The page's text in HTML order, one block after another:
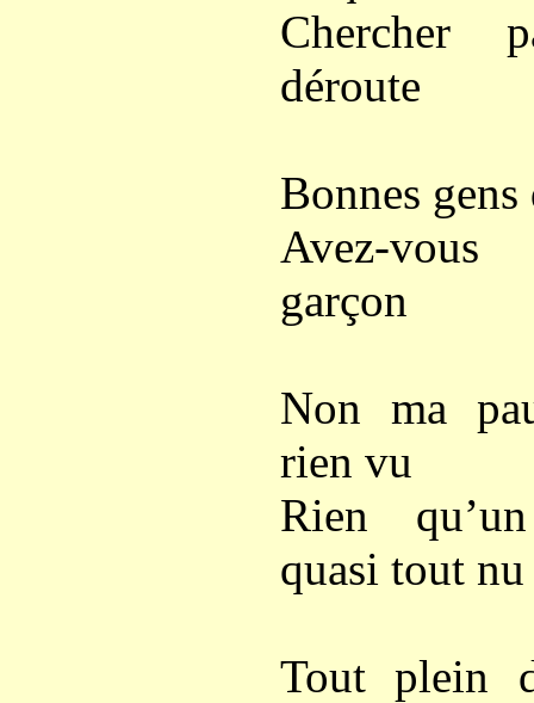
Chercher
déroute
Bonnes gens
Avez-
garçon
Non ma
rien vu
Rien
quasi tout nu
Tout plein